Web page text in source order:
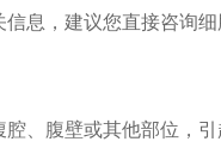
息，建议您直接咨询
、腹壁或其他部位，